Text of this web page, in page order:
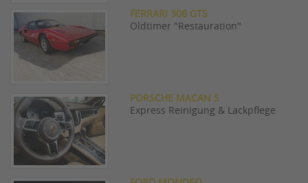
FERRARI 308 GTS
Oldtimer "Restauration"
PORSCHE MACAN S
Express Reinigung & Lackpflege